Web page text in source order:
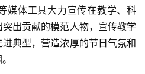
媒体工具大力宣传在教学、科
出贡献的模范人物，宣传教学
典型，营造浓厚的节日气氛和